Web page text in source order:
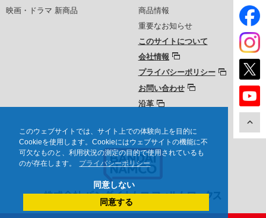
このウェブサイトでは、サイト上での体験向上を目的に
Cookieを使用します。Cookieにはウェブサイトの機能に不
可欠なものと、利用状況の測定の目的で使用されているも
のが存在します。
プライバシーポリシー
同意しない
同意する
映画・ドラマ 新商品
商品情報
重要なお知らせ
このサイトについて
会社情報
プライバシーポリシー
お問い合わせ
沿革